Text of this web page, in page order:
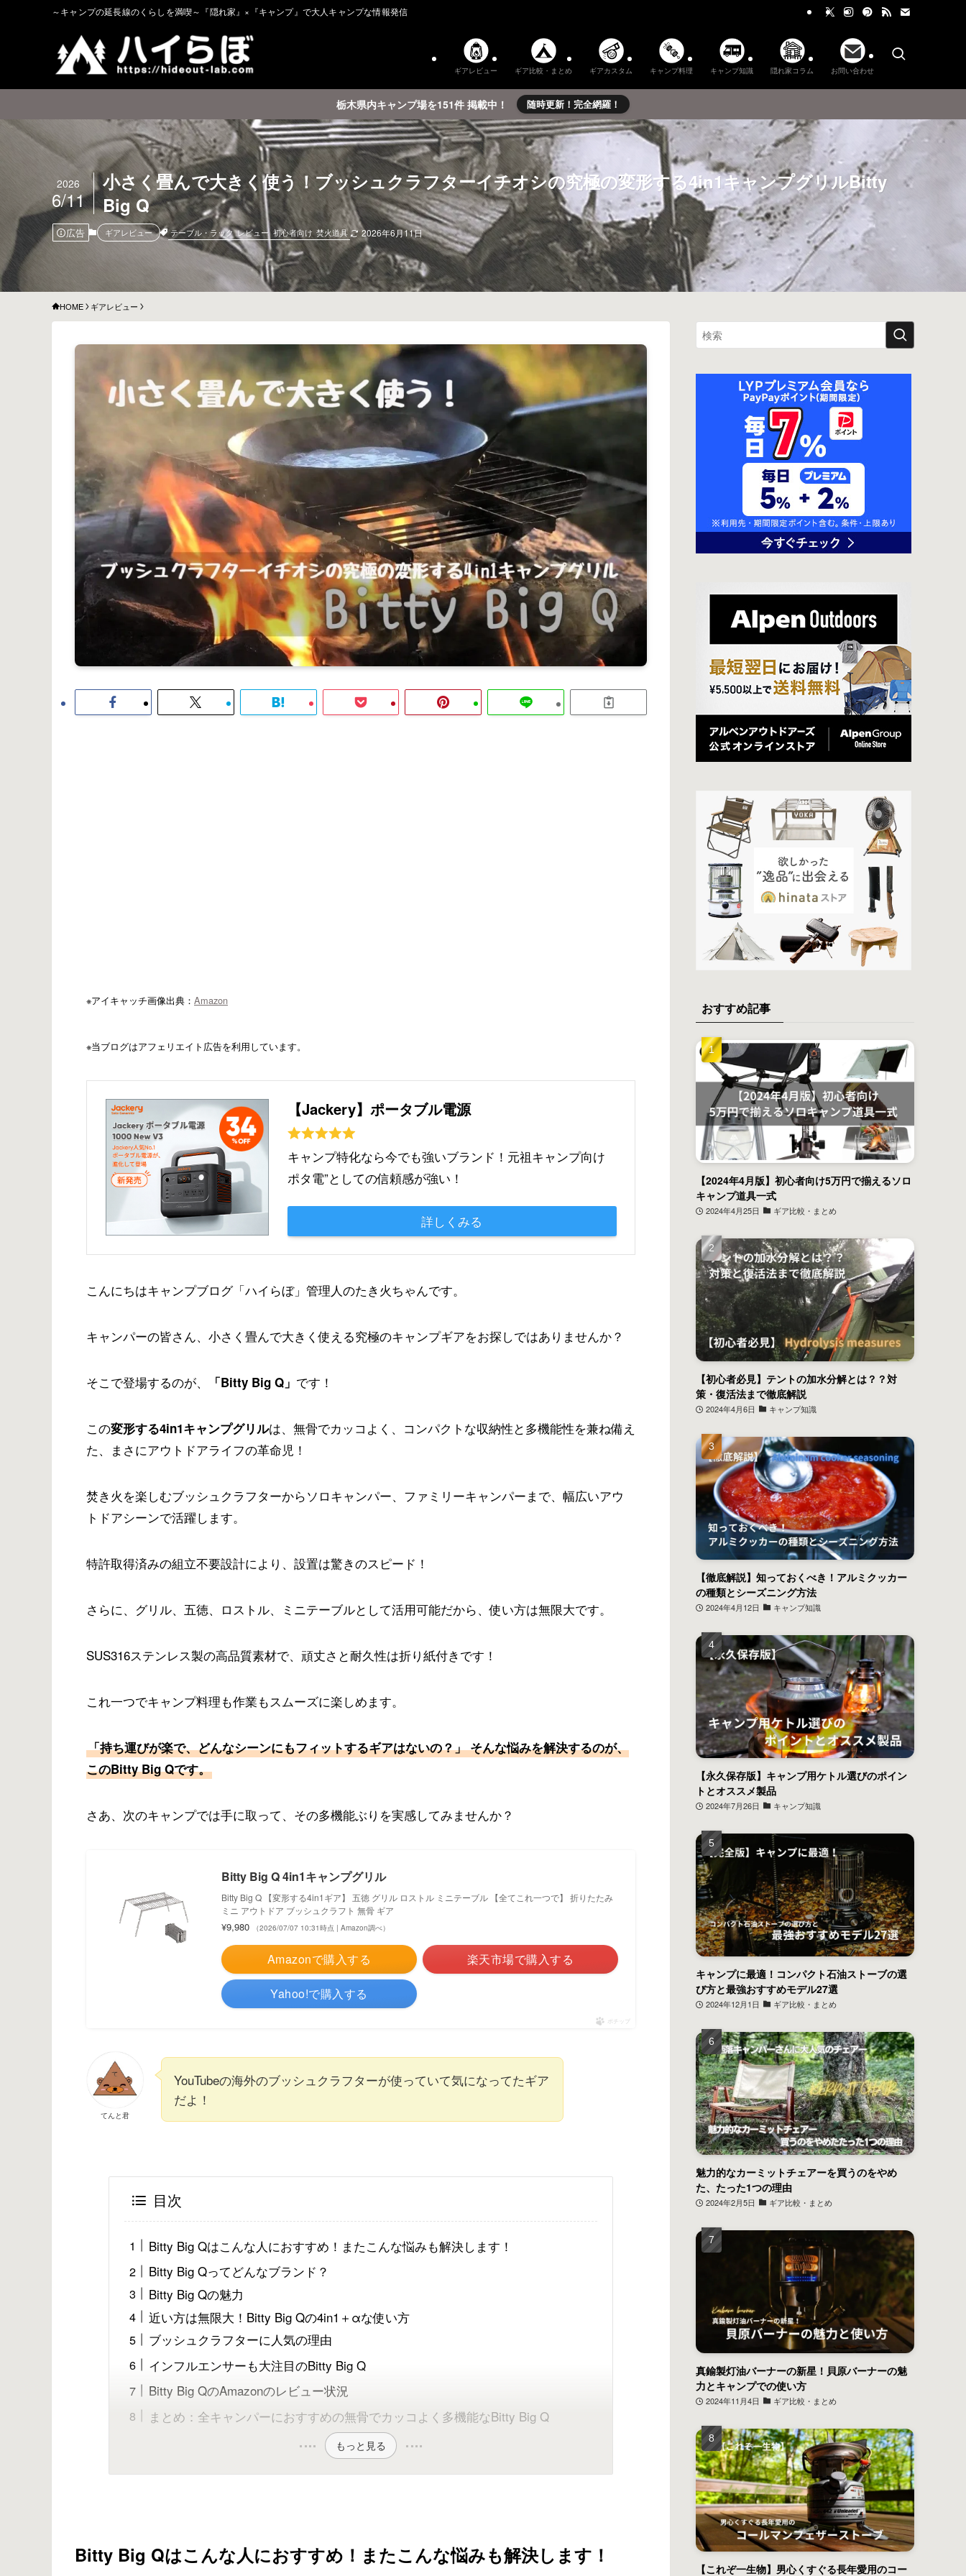
～キャンプの延長線のくらしを満喫～『隠れ家』×『キャンプ』で大人キャンプな情報発信
ギアレビュー ギア比較・まとめ ギアカスタム キャンプ料理 キャンプ知識 隠れ家コラム お問い合わせ
栃木県内キャンプ場を151件 掲載中！ 随時更新！完全網羅！
小さく畳んで大きく使う！ブッシュクラフターイチオシの究極の変形する4in1キャンプグリルBitty
Big Q
2026
6/11
広告 ギアレビュー テーブル・ラック レビュー 初心者向け 焚火道具 2026年6月11日
HOME ギアレビュー
※アイキャッチ画像出典： Amazon
※当ブログはアフェリエイト広告を利用しています。
【Jackery】ポータブル電源
キャンプ特化なら今でも強いブランド！元祖キャンプ向け
ポタ電”としての信頼感が強い！
詳しくみる
こんにちはキャンプブログ「ハイらぼ」管理人のたき火ちゃんです。
キャンパーの皆さん、小さく畳んで大きく使える究極のキャンプギアをお探しではありませんか？
そこで登場するのが、 「Bitty Big Q」 です！
この変形する4in1キャンプグリルは、無骨でカッコよく、コンパクトな収納性と多機能性を兼ね備え
た、まさにアウトドアライフの革命児！
焚き火を楽しむブッシュクラフターからソロキャンパー、ファミリーキャンパーまで、幅広いアウ
トドアシーンで活躍します。
特許取得済みの組立不要設計により、設置は驚きのスピード！
さらに、グリル、五徳、ロストル、ミニテーブルとして活用可能だから、使い方は無限大です。
SUS316ステンレス製の高品質素材で、頑丈さと耐久性は折り紙付きです！
これ一つでキャンプ料理も作業もスムーズに楽しめます。
「持ち運びが楽で、どんなシーンにもフィットするギアはないの？」 そんな悩みを解決するのが、
このBitty Big Qです。
さあ、次のキャンプでは手に取って、その多機能ぶりを実感してみませんか？
Bitty Big Q 4in1キャンプグリル
Bitty Big Q 【変形する4in1ギア】 五徳 グリル ロストル ミニテーブル 【全てこれ一つで】 折りたたみ
ミニ アウトドア ブッシュクラフト 無骨 ギア
¥9,980 （2026/07/07 10:31時点 | Amazon調べ）
Amazonで購入する 楽天市場で購入する
Yahoo!で購入する
ポチップ
てんと君
YouTubeの海外のブッシュクラフターが使っていて気になってたギア
だよ！
目次
Bitty Big Qはこんな人におすすめ！またこんな悩みも解決します！
Bitty Big Qってどんなブランド？
Bitty Big Qの魅力
近い方は無限大！Bitty Big Qの4in1＋αな使い方
ブッシュクラフターに人気の理由
インフルエンサーも大注目のBitty Big Q
Bitty Big QのAmazonのレビュー状況
まとめ：全キャンパーにおすすめの無骨でカッコよく多機能なBitty Big Q
もっと見る
Bitty Big Qはこんな人におすすめ！またこんな悩みも解決します！
おすすめ記事
【2024年4月版】初心者向け5万円で揃えるソロ
キャンプ道具一式
2024年4月25日 ギア比較・まとめ
【初心者必見】テントの加水分解とは？？対
策・復活法まで徹底解説
2024年4月6日 キャンプ知識
【徹底解説】知っておくべき！アルミクッカー
の種類とシーズニング方法
2024年4月12日 キャンプ知識
【永久保存版】キャンプ用ケトル選びのポイン
トとオススメ製品
2024年7月26日 キャンプ知識
キャンプに最適！コンパクト石油ストーブの選
び方と最強おすすめモデル27選
2024年12月1日 ギア比較・まとめ
魅力的なカーミットチェアーを買うのをやめ
た、たった1つの理由
2024年2月5日 ギア比較・まとめ
真鍮製灯油バーナーの新星！貝原バーナーの魅
力とキャンプでの使い方
2024年11月4日 ギア比較・まとめ
【これぞ一生物】男心くすぐる長年愛用のコー